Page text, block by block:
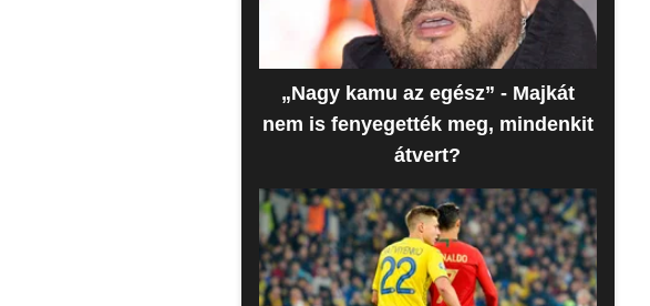
„Nagy kamu az egész” - Majkát
nem is fenyegették meg, mindenkit
átvert?